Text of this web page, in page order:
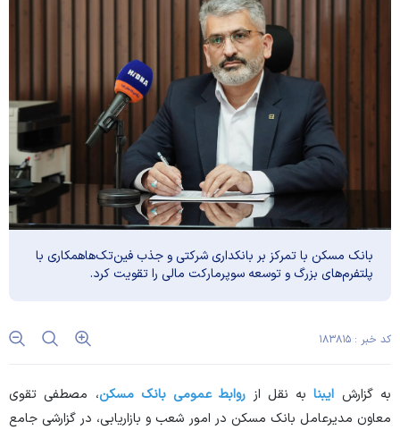
بانک مسکن با تمرکز بر بانکداری شرکتی و جذب فین‌تک‌هاهمکاری با
پلتفرم‌های بزرگ و توسعه سوپرمارکت مالی را تقویت کرد.
کد خبر : ۱۸۳۸۱۵
به گزارش ایبنا به نقل از روابط عمومی بانک مسکن، مصطفی تقوی
معاون مدیرعامل بانک مسکن در امور شعب و بازاریابی، در گزارشی جامع